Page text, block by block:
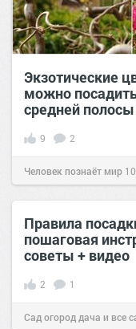
Экзотические
можно
средней
9 2
Человек познаёт мир
Правила
пошаговая
советы + видео
2 1
Сад огород дача и все